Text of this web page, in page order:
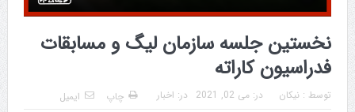
نخستین جلسه سازمان لیگ و مسابقات
فدراسیون کاراته
توسط : نیکان در: می 02, 2021 در: اخبار چاپ ایمیل